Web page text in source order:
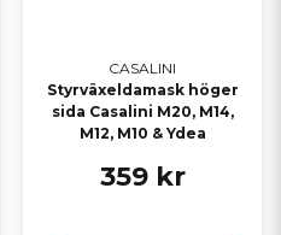
CASALINI
Styrväxeldamask höger
sida Casalini M20, M14,
M12, M10 & Ydea
359 kr